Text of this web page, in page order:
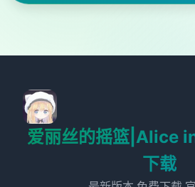
爱丽丝的摇篮|Alice
下载